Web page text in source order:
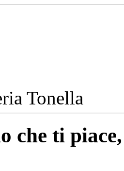
Tonella
che ti